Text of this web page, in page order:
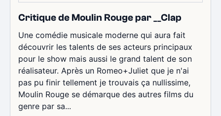
Critique de Moulin Rouge par __Clap
Une comédie musicale moderne qui aura fait
découvrir les talents de ses acteurs principaux
pour le show mais aussi le grand talent de son
réalisateur. Après un Romeo+Juliet que je n'ai
pas pu finir tellement je trouvais ça nullissime,
Moulin Rouge se démarque des autres films du
genre par sa...